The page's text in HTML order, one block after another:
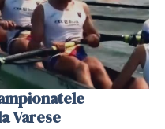
Varese